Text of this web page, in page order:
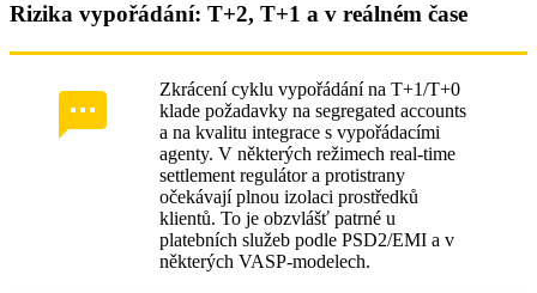
Rizika vypořádání: T+2, T+1 a v reálném čase
Zkrácení cyklu vypořádání na T+1/T+0
klade požadavky na segregated accounts
a na kvalitu integrace s vypořádacími
agenty. V některých režimech real‑time
settlement regulátor a protistrany
očekávají plnou izolaci prostředků
klientů. To je obzvlášť patrné u
platebních služeb podle PSD2/EMI a v
některých VASP‑modelech.